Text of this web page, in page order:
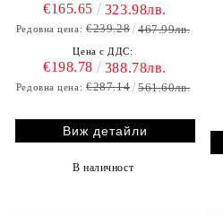
€165.65 323.98лв.
Редовна цена: €239.28 467.99лв.
Цена с ДДС:
€198.78 388.78лв.
Редовна цена: €287.14 561.60лв.
Виж детайли
В наличност